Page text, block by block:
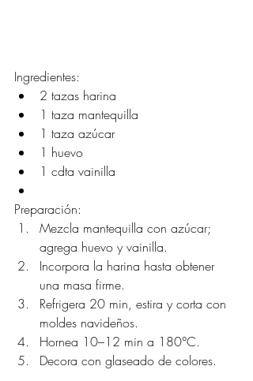
Ingredientes:
2 tazas harina
1 taza mantequilla
1 taza azúcar
1 huevo
1 cdta vainilla
Preparación:
Mezcla mantequilla con azúcar;
agrega huevo y vainilla.
Incorpora la harina hasta obtener
una masa firme.
Refrigera 20 min, estira y corta con
moldes navideños.
Hornea 10–12 min a 180°C.
Decora con glaseado de colores.